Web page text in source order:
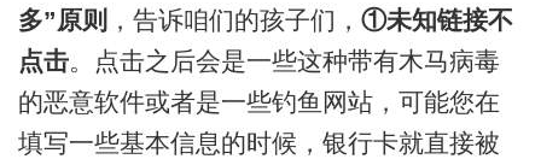
多”原则 ，告诉咱们的孩子们， ①未知链接不
点击。点击之后会是一些这种带有木马病毒
的恶意软件或者是一些钓鱼网站，可能您在
填写一些基本信息的时候，银行卡就直接被